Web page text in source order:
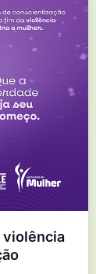
violência